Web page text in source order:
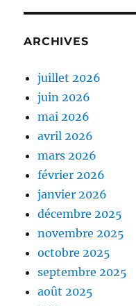
ARCHIVES
juillet 2026
juin 2026
mai 2026
avril 2026
mars 2026
février 2026
janvier 2026
décembre 2025
novembre 2025
octobre 2025
septembre 2025
août 2025